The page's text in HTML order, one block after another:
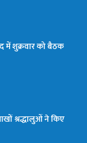
में शुक्रवार को बैठक
श्रद्धालुओं ने किए